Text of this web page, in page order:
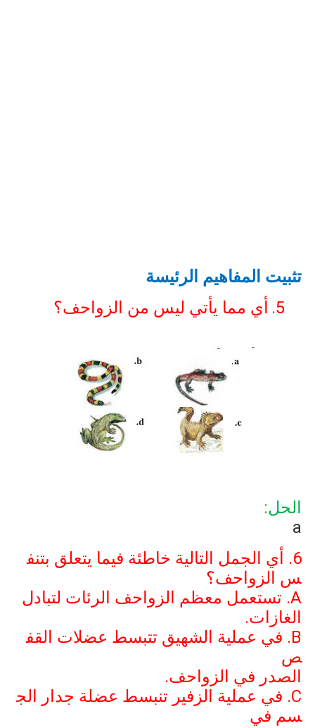
تثبيت المفاهيم الرئيسة
5.
أي مما يأتي ليس من الزواحف؟
الحل:
a
6. أي الجمل التالية خاطئة فيما يتعلق بتنف
س الزواحف؟
A. تستعمل معظم الزواحف الرئات لتبادل
الغازات.
B. في عملية الشهيق تتبسط عضلات القف
ص
الصدر في الزواحف.
C. في عملية الزفير تنبسط عضلة جدار الج
سم في